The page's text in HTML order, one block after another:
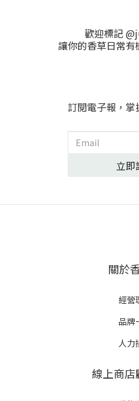
歡迎標記
讓你的香草日常
訂閱電子報，掌
立即
關於
經營
品牌
人力
線上商店